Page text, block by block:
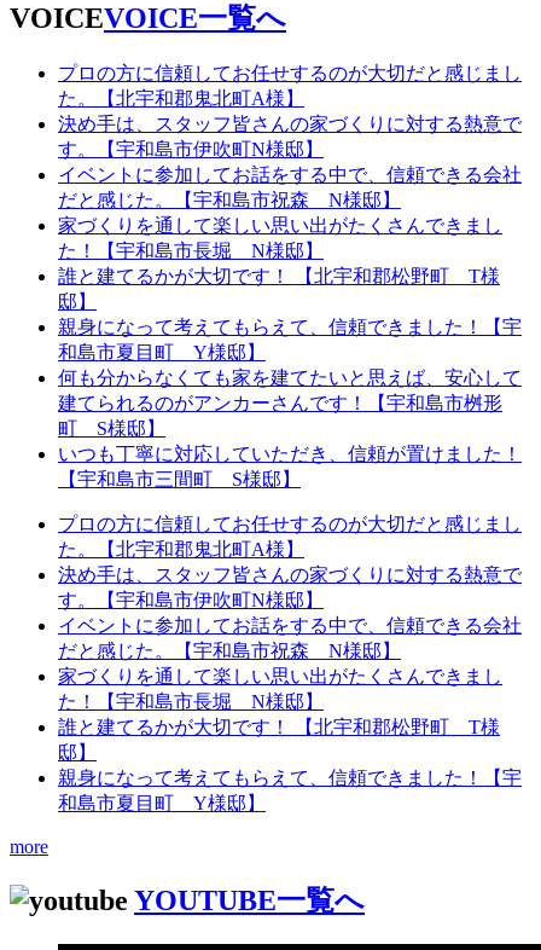
VOICEVOICE一覧へ
プロの方に信頼してお任せするのが大切だと感じまし
た。【北宇和郡鬼北町A様】
決め手は、スタッフ皆さんの家づくりに対する熱意で
す。【宇和島市伊吹町N様邸】
イベントに参加してお話をする中で、信頼できる会社
だと感じた。【宇和島市祝森 N様邸】
家づくりを通して楽しい思い出がたくさんできまし
た！【宇和島市長堀 N様邸】
誰と建てるかが大切です！ 【北宇和郡松野町 T様
邸】
親身になって考えてもらえて、信頼できました！【宇
和島市夏目町 Y様邸】
何も分からなくても家を建てたいと思えば、安心して
建てられるのがアンカーさんです！【宇和島市桝形
町 S様邸】
いつも丁寧に対応していただき、信頼が置けました！
【宇和島市三間町 S様邸】
プロの方に信頼してお任せするのが大切だと感じまし
た。【北宇和郡鬼北町A様】
決め手は、スタッフ皆さんの家づくりに対する熱意で
す。【宇和島市伊吹町N様邸】
イベントに参加してお話をする中で、信頼できる会社
だと感じた。【宇和島市祝森 N様邸】
家づくりを通して楽しい思い出がたくさんできまし
た！【宇和島市長堀 N様邸】
誰と建てるかが大切です！ 【北宇和郡松野町 T様
邸】
親身になって考えてもらえて、信頼できました！【宇
和島市夏目町 Y様邸】
more
YOUTUBE一覧へ